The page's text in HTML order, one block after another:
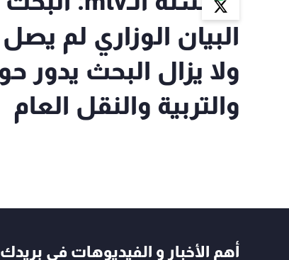
البيان الوزاري لم
ولا يزال البحث يدور
والتربية والنقل العام
أهم الأخبار و الفيديوهات في بريدك